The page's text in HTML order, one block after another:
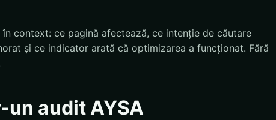
context: ce pagină afectează, ce intenție de căutare
și ce indicator arată că optimizarea a funcționat. Fără
audit AYSA